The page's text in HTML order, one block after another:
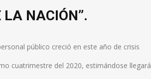
LA NACIÓN”.
público creció en este año de crisis
cuatrimestre del 2020, estimándose llegará